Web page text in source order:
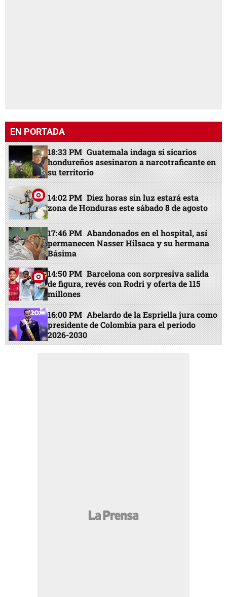
EN PORTADA
18:33 PM Guatemala indaga si sicarios
hondureños asesinaron a narcotraficante en
su territorio
14:02 PM Diez horas sin luz estará esta
zona de Honduras este sábado 8 de agosto
17:46 PM Abandonados en el hospital, así
permanecen Nasser Hilsaca y su hermana
Básima
14:50 PM Barcelona con sorpresiva salida
de figura, revés con Rodri y oferta de 115
millones
16:00 PM Abelardo de la Espriella jura como
presidente de Colombia para el periodo
2026-2030